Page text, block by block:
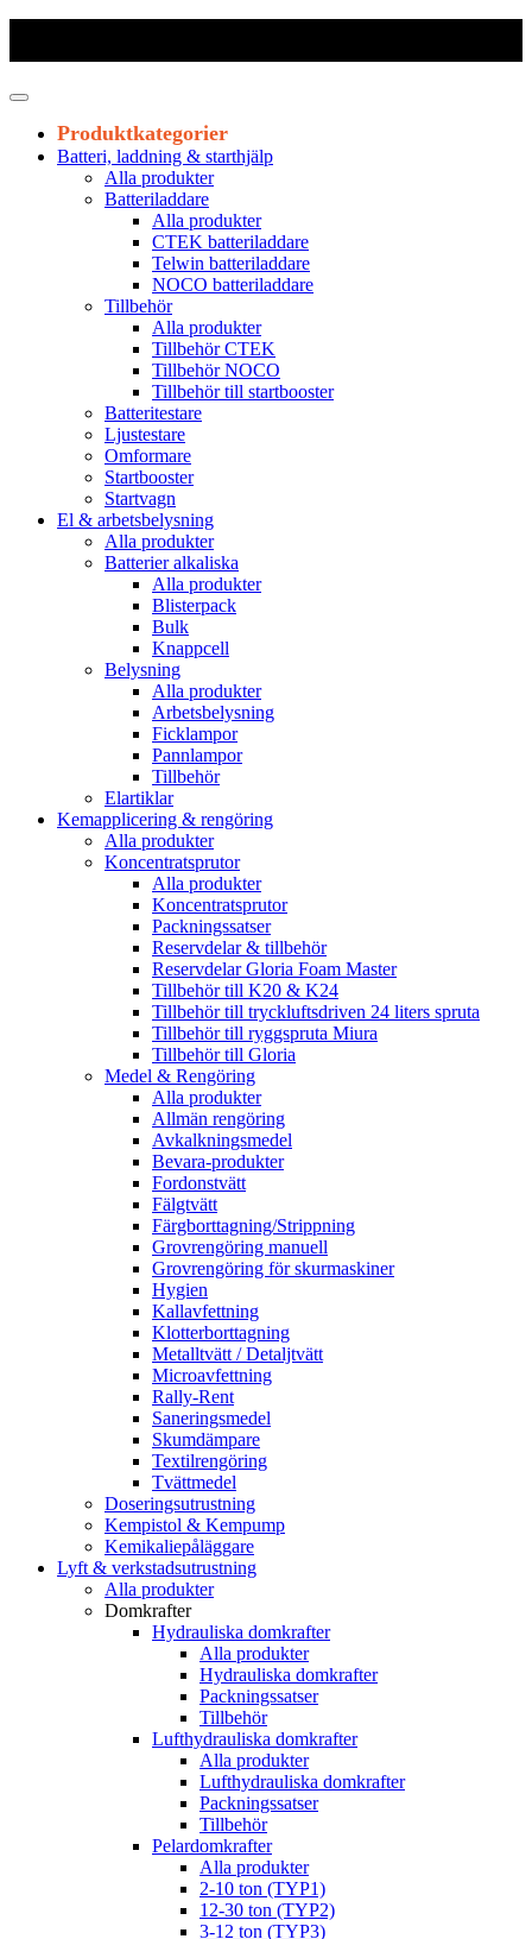
Produktkategorier
Batteri, laddning & starthjälp
Alla produkter
Batteriladdare
Alla produkter
CTEK batteriladdare
Telwin batteriladdare
NOCO batteriladdare
Tillbehör
Alla produkter
Tillbehör CTEK
Tillbehör NOCO
Tillbehör till startbooster
Batteritestare
Ljustestare
Omformare
Startbooster
Startvagn
El & arbetsbelysning
Alla produkter
Batterier alkaliska
Alla produkter
Blisterpack
Bulk
Knappcell
Belysning
Alla produkter
Arbetsbelysning
Ficklampor
Pannlampor
Tillbehör
Elartiklar
Kemapplicering & rengöring
Alla produkter
Koncentratsprutor
Alla produkter
Koncentratsprutor
Packningssatser
Reservdelar & tillbehör
Reservdelar Gloria Foam Master
Tillbehör till K20 & K24
Tillbehör till tryckluftsdriven 24 liters spruta
Tillbehör till ryggspruta Miura
Tillbehör till Gloria
Medel & Rengöring
Alla produkter
Allmän rengöring
Avkalkningsmedel
Bevara-produkter
Fordonstvätt
Fälgtvätt
Färgborttagning/Strippning
Grovrengöring manuell
Grovrengöring för skurmaskiner
Hygien
Kallavfettning
Klotterborttagning
Metalltvätt / Detaljtvätt
Microavfettning
Rally-Rent
Saneringsmedel
Skumdämpare
Textilrengöring
Tvättmedel
Doseringsutrustning
Kempistol & Kempump
Kemikaliepåläggare
Lyft & verkstadsutrustning
Alla produkter
Domkrafter
Hydrauliska domkrafter
Alla produkter
Hydrauliska domkrafter
Packningssatser
Tillbehör
Lufthydrauliska domkrafter
Alla produkter
Lufthydrauliska domkrafter
Packningssatser
Tillbehör
Pelardomkrafter
Alla produkter
2-10 ton (TYP1)
12-30 ton (TYP2)
3-12 ton (TYP3)